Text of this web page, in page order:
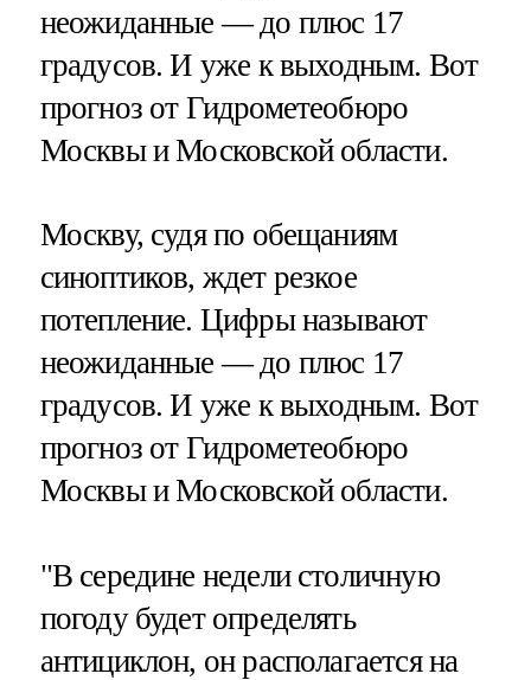
неожиданные — до плюс 17
градусов. И уже к выходным. Вот
прогноз от Гидрометеобюро
Москвы и Московской области.
Москву, судя по обещаниям
синоптиков, ждет резкое
потепление. Цифры называют
неожиданные — до плюс 17
градусов. И уже к выходным. Вот
прогноз от Гидрометеобюро
Москвы и Московской области.
"В середине недели столичную
погоду будет определять
антициклон, он располагается на